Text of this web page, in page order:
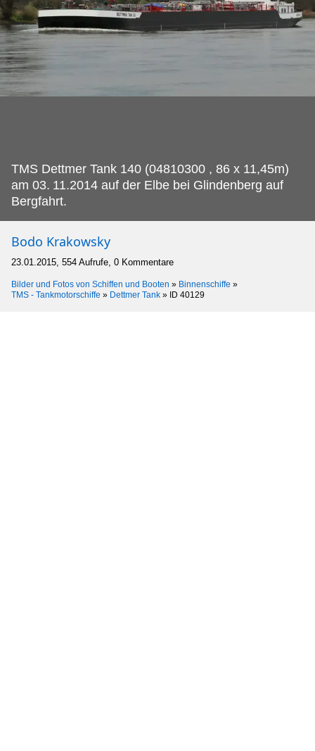
TMS Dettmer Tank 140 (04810300 , 86 x 11,45m)
am 03. 11.2014 auf der Elbe bei Glindenberg auf
Bergfahrt.
Bodo Krakowsky
23.01.2015, 554 Aufrufe, 0 Kommentare
Bilder und Fotos von Schiffen und Booten » Binnenschiffe »
TMS - Tankmotorschiffe » Dettmer Tank » ID 40129